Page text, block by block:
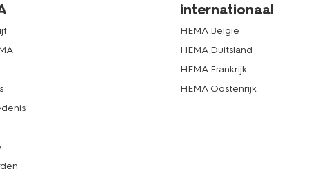
internationaal
HEMA België
HEMA Duitsland
HEMA Frankrijk
HEMA Oostenrijk